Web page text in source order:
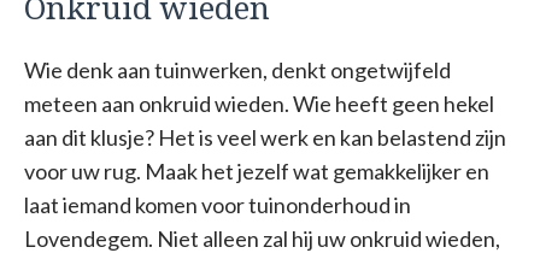
Wie denk aan tuinwerken, denkt ongetwijfeld
meteen aan onkruid wieden. Wie heeft geen hekel
aan dit klusje? Het is veel werk en kan belastend zijn
voor uw rug. Maak het jezelf wat gemakkelijker en
laat iemand komen voor tuinonderhoud in
Lovendegem. Niet alleen zal hij uw onkruid wieden,